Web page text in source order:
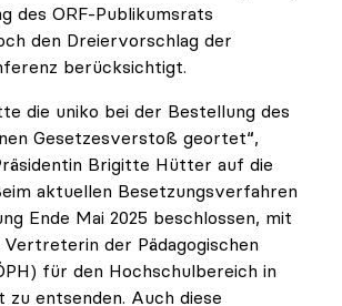
des ORF-Publikumsrats
den Dreiervorschlag der
berücksichtigt.
die uniko bei der Bestellung des
Gesetzesverstoß geortet“,
Brigitte Hütter auf die
aktuellen Besetzungsverfahren
Ende Mai 2025 beschlossen, mit
der Pädagogischen
für den Hochschulbereich in
zu entsenden. Auch diese